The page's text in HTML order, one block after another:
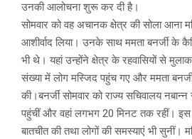
उनकी आलोचना शुरू कर दी है।
सोमवार को वह अचानक क्षेत्र की सोला आना
आशीर्वाद लिया। उनके साथ ममता बनर्जी के
भी थे। यहां उन्होंने क्षेत्र के रहवासियों से
संख्या में लोग मस्जिद पहुंच गए और ममता
की।बनर्जी सोमवार को राज्य सचिवालय
पहुंचीं और वहां लगभग 20 मिनट तक रहीं। इस
बातचीत की तथा लोगों की समस्याएं भी